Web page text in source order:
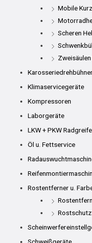
Mobile
Scheren
Klimaservicegeräte
Kompressoren
Laborgeräte
LKW + PKW
Öl u. Fettservice
Rostentferner u.
Schweißgeräte